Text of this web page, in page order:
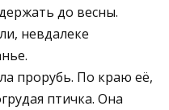
до весны.
невдалеке
прорубь. По краю её,
птичка. Она